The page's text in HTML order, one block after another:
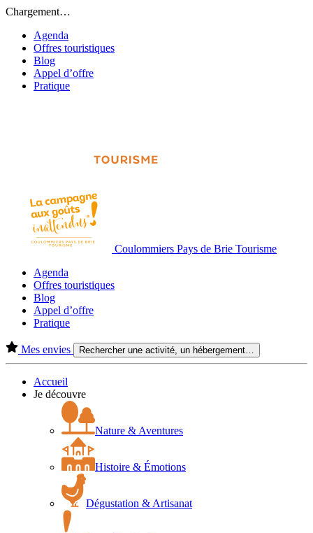
Chargement…
Agenda
Offres touristiques
Blog
Appel d’offre
Pratique
Coulommiers Pays de Brie Tourisme
Agenda
Offres touristiques
Blog
Appel d’offre
Pratique
Mes envies Rechercher une activité, un hébergement…
Accueil
Je découvre
Nature & Aventures
Histoire & Émotions
Dégustation & Artisanat